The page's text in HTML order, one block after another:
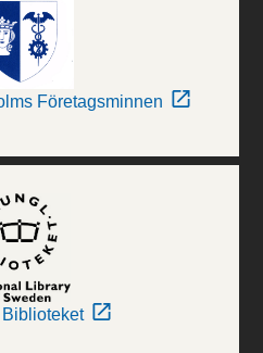
Företagsminnen